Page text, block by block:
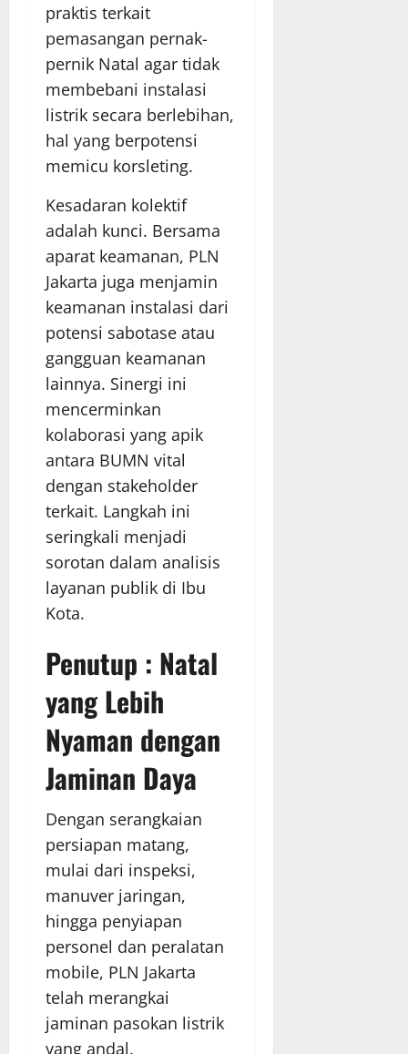
praktis terkait
pemasangan pernak-
pernik Natal agar tidak
membebani instalasi
listrik secara berlebihan,
hal yang berpotensi
memicu korsleting.
Kesadaran kolektif
adalah kunci. Bersama
aparat keamanan, PLN
Jakarta juga menjamin
keamanan instalasi dari
potensi sabotase atau
gangguan keamanan
lainnya. Sinergi ini
mencerminkan
kolaborasi yang apik
antara BUMN vital
dengan stakeholder
terkait. Langkah ini
seringkali menjadi
sorotan dalam analisis
layanan publik di Ibu
Kota.
Penutup : Natal
yang Lebih
Nyaman dengan
Jaminan Daya
Dengan serangkaian
persiapan matang,
mulai dari inspeksi,
manuver jaringan,
hingga penyiapan
personel dan peralatan
mobile, PLN Jakarta
telah merangkai
jaminan pasokan listrik
yang andal.